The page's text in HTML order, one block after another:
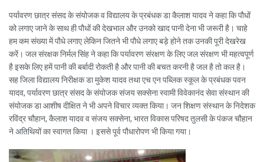
पर्यावरण छात्र संसद के संयोजक व विद्यालय के प्रबंधक डा कैलाश यादव ने कहा कि पौधों
को लगाए जाने के साथ ही पौधों की देखभाल और उनको खाद पानी देना भी जरूरी है। चाहे
हम कम संख्या में पौधे लगाए लेकिन जितने भी पौधे लगाए बड़े होने तक उनकी पूरी देखरेख
करें। जल संरक्षक निर्मल सिंह ने कहा कि पर्यावरण संरक्षण के लिए जल संरक्षण भी महत्वपूर्ण
है इसके लिए हमें पानी की बर्बादी रोकती है और पानी की बचत करनी है जल है तो कल है।
सह जिला विद्यालय निरीक्षक डा मुकेश यादव तथा एच एन पब्लिक स्कूल के प्रबंधक पवन
यादव, पर्यावरण छात्र संसद के संयोजक संजय सक्सेना स्वामी विवेकानंद सेवा संस्थान की
संयोजक डा आशीष दीक्षित ने भी अपने विचार व्यक्त किया। जन शिक्षण संस्थान के निदेशक
रविंद्र चौहान, कैलाश यादव व संजय सक्सेना, भारत विकास परिषद तुलसी के पंकज चौहान
ने अतिथियों का स्वागत किया । इससे पूर्व पौधारोपण भी किया गया।